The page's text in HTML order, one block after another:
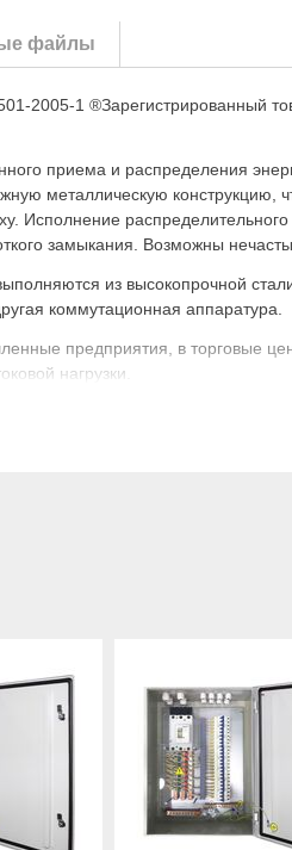
файлы
2005-1 ®Зарегистрированный
приема и распределения
металлическую конструкцию,
Исполнение
замыкания. Возможны
из высокопрочной
коммутационная аппаратура.
предприятия, в торговые
нагрузки.
условного
7;